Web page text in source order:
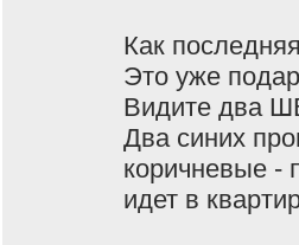
Как
Это уже
Видите два
Два синих
коричневые -
идет в